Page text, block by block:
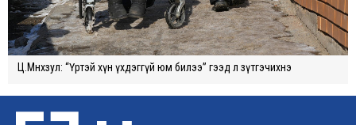
Ц.Мөнхзул: “Үртэй хүн үхдэггүй юм билээ” гээд л зүтгэчихнэ